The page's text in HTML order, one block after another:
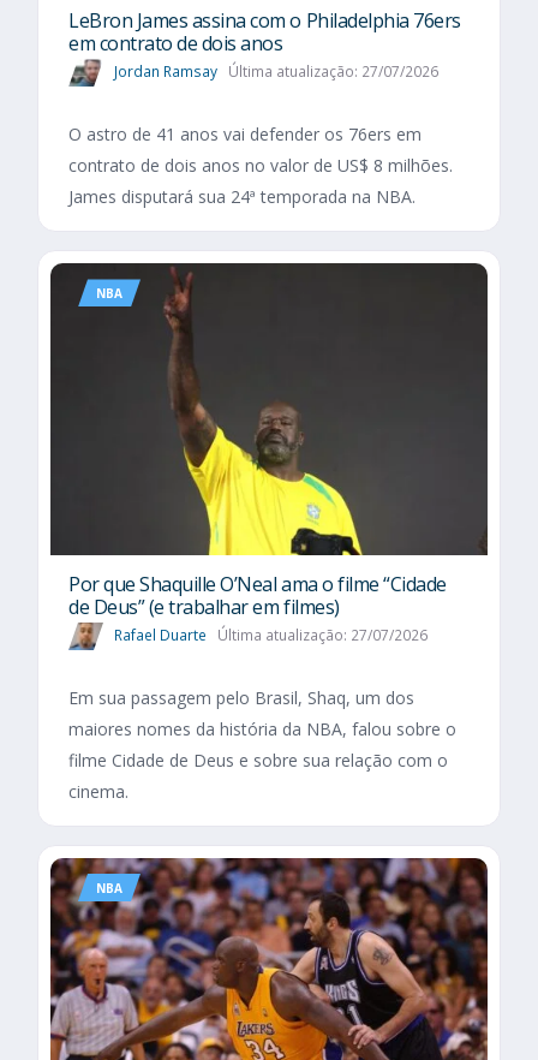
LeBron James assina com o Philadelphia 76ers
em contrato de dois anos
Jordan Ramsay Última atualização: 27/07/2026
O astro de 41 anos vai defender os 76ers em
contrato de dois anos no valor de US$ 8 milhões.
James disputará sua 24ª temporada na NBA.
NBA
Por que Shaquille O’Neal ama o filme “Cidade
de Deus” (e trabalhar em filmes)
Rafael Duarte Última atualização: 27/07/2026
Em sua passagem pelo Brasil, Shaq, um dos
maiores nomes da história da NBA, falou sobre o
filme Cidade de Deus e sobre sua relação com o
cinema.
NBA